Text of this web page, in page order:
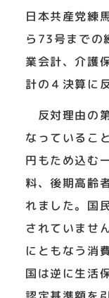
日本共産党練
ら73号までの
業会計、介護
計の４決算に
反対理由の
なっているこ
円もため込む
料、後期高齢
れました。国
されていませ
にともなう消
国は逆に生活